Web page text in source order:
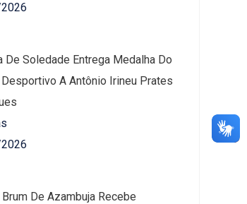
De Soledade Entrega Medalha Do
A Antônio Irineu Prates
De Azambuja Recebe